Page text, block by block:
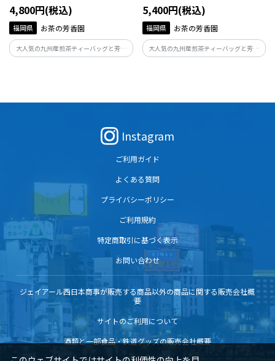
4,800円(税込)
福岡県 お茶の芳香園
大人気の九州産煎茶ティーバッグと芳香
園ロゴの焼印を入れた縁起物の福々まん
高級感があります。
5,400円(税込)
福岡県 お茶の芳香園
大人気の九州産煎茶ティーバッグと芳香
園オリジナルようかん（お茶・ほうじ茶
に高級感があります。
Instagram
ご利用ガイド
よくある質問
プライバシーポリシー
ご利用規約
特定商取引に基づく表示
お問い合わせ
ジェイアール西日本商事が販売する商品以外の商品に関する販売会社概
要
サイトのご利用について
酒類と一部食品・鉄道グッズの販売会社概要